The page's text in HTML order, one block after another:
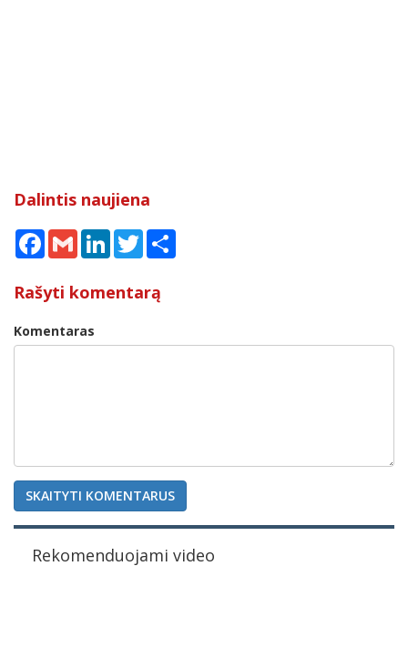
Dalintis naujiena
Facebook
Gmail LinkedInTwitter
Rašyti komentarą
Komentaras
SKAITYTI KOMENTARUS
Rekomenduojami video